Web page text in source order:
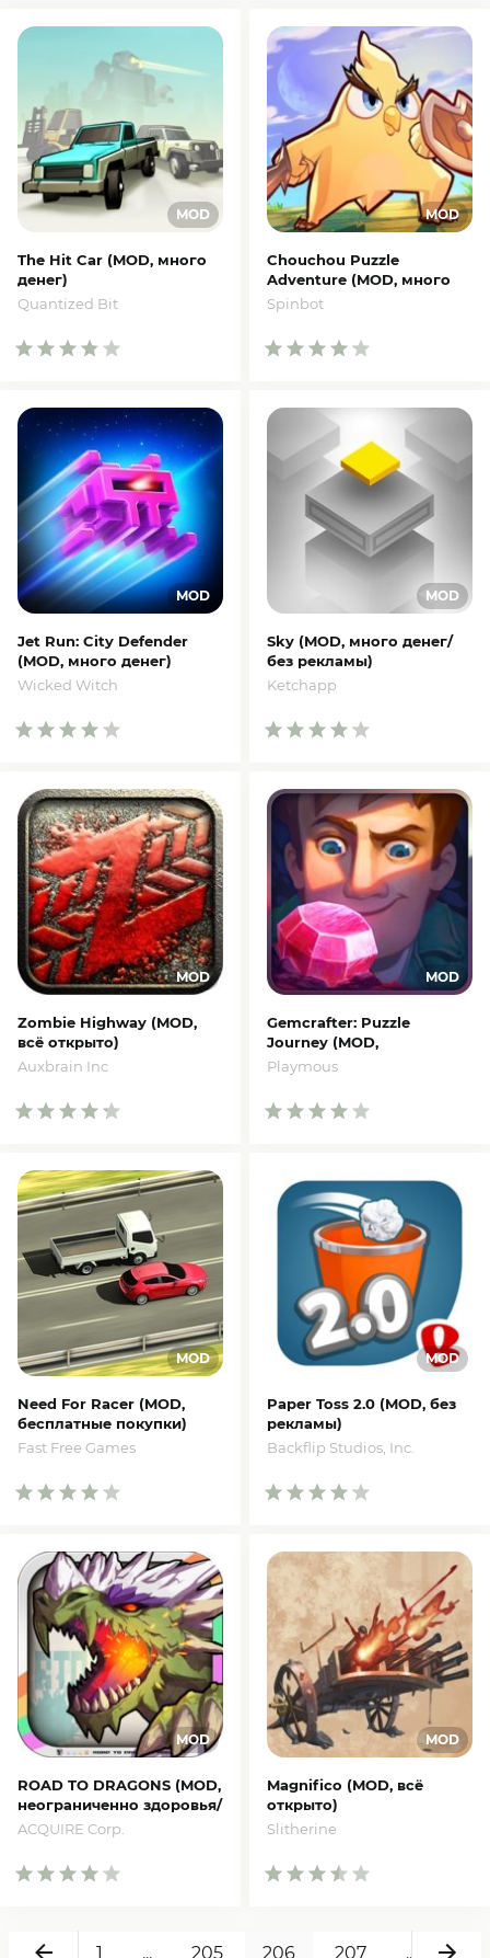
The Hit Car (MOD, много
денег)
Quantized Bit
Chouchou Puzzle
Adventure (MOD, много
денег)
Spinbot
Jet Run: City Defender
(MOD, много денег)
Wicked Witch
Sky (MOD, много денег/
без рекламы)
Ketchapp
Zombie Highway (MOD,
всё открыто)
Auxbrain Inc
Gemcrafter: Puzzle
Journey (MOD,
неограниченно монет)
Playmous
Need For Racer (MOD,
бесплатные покупки)
Fast Free Games
Paper Toss 2.0 (MOD, без
рекламы)
Backflip Studios, Inc.
ROAD TO DRAGONS (MOD,
неограниченно здоровья/
дамага)
ACQUIRE Corp.
Magnifico (MOD, всё
открыто)
Slitherine
Назад1 ... 205 206 207 ... 216